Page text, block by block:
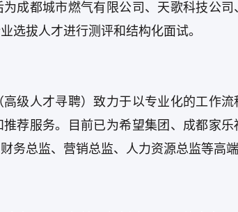
成都城市燃气有限公司、天歌科技公
选拔人才进行测评和结构化面试。
级人才寻聘）致力于以专业化的工作流
荐服务。目前已为希望集团、成都家
务总监、营销总监、人力资源总监等高端